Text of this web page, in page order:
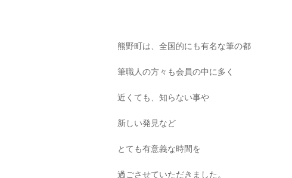
熊野町は、全国的にも有名な筆の都
筆職人の方々も会員の中に多く
近くても、知らない事や
新しい発見など
とても有意義な時間を
過ごさせていただきました。